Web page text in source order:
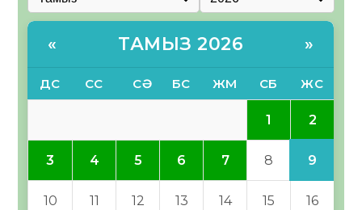
« ТАМЫЗ 2026 »
ДС СС СӘ БС ЖМ СБ ЖС
1 2
3 4 5 6 7 8 9
10 11 12 13 14 15 16